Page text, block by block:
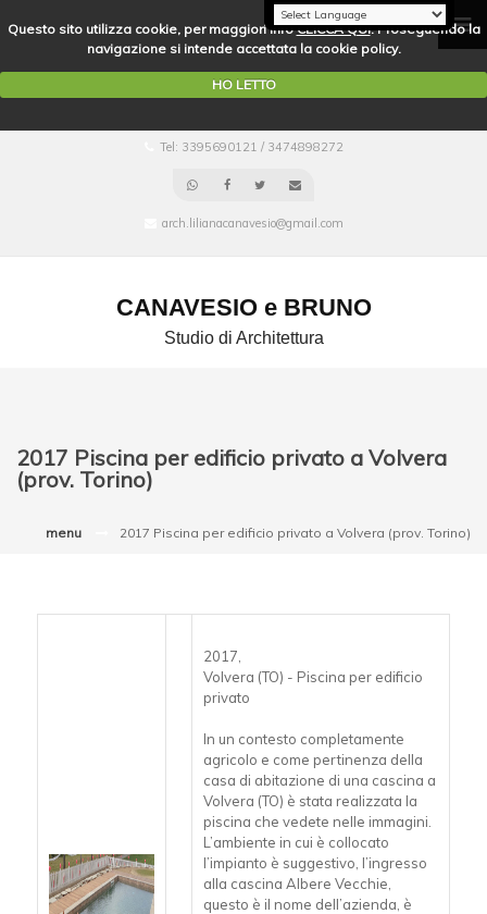
Questo sito utilizza cookie, per maggiori infoCLICCA QUI. Proseguendo la
navigazione si intende accettata la cookie policy.
HO LETTO
Tel: 3395690121 / 3474898272
arch.lilianacanavesio@gmail.com
CANAVESIO e BRUNO
Studio di Architettura
2017 Piscina per edificio privato a Volvera
(prov. Torino)
menu 2017 Piscina per edificio privato a Volvera (prov. Torino)
2017,
Volvera (TO) - Piscina per edificio
privato
In un contesto completamente
agricolo e come pertinenza della
casa di abitazione di una cascina a
Volvera (TO) è stata realizzata la
piscina che vedete nelle immagini.
L’ambiente in cui è collocato
l’impianto è suggestivo, l’ingresso
alla cascina Albere Vecchie,
questo è il nome dell’azienda, è